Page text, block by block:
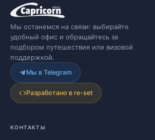
Мы останемся на связи: выбирайте
удобный офис и обращайтесь за
подбором путешествия или визовой
поддержкой.
Мы в Telegram
Разработано в re-set
КОНТАКТЫ